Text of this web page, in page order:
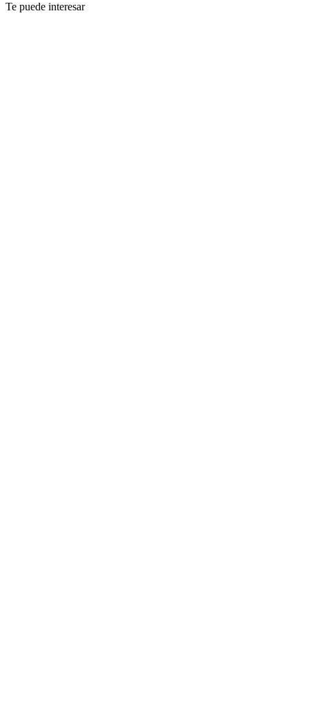
Te puede interesar